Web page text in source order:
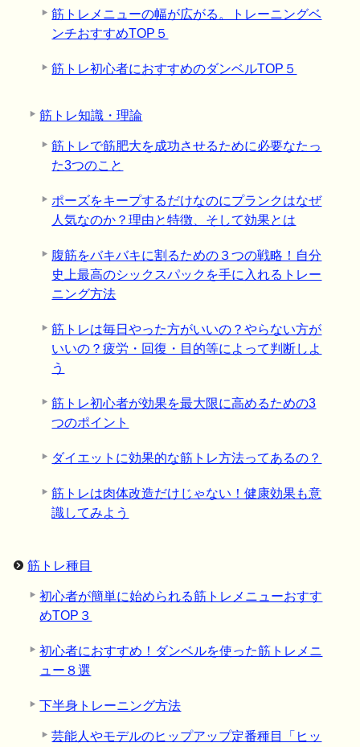
筋トレメニューの幅が広がる。トレーニングベ
ンチおすすめTOP５
筋トレ初心者におすすめのダンベルTOP５
筋トレ知識・理論
筋トレで筋肥大を成功させるために必要なたっ
た3つのこと
ポーズをキープするだけなのにプランクはなぜ
人気なのか？理由と特徴、そして効果とは
腹筋をバキバキに割るための３つの戦略！自分
史上最高のシックスパックを手に入れるトレー
ニング方法
筋トレは毎日やった方がいいの？やらない方が
いいの？疲労・回復・目的等によって判断しよ
う
筋トレ初心者が効果を最大限に高めるための3
つのポイント
ダイエットに効果的な筋トレ方法ってあるの？
筋トレは肉体改造だけじゃない！健康効果も意
識してみよう
筋トレ種目
初心者が簡単に始められる筋トレメニューおすす
めTOP３
初心者におすすめ！ダンベルを使った筋トレメニ
ュー８選
下半身トレーニング方法
芸能人やモデルのヒップアップ定番種目「ヒッ